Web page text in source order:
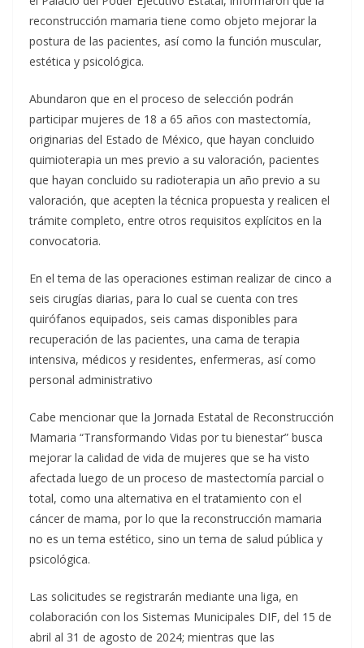
reconstrucción mamaria tiene como objeto mejorar la
postura de las pacientes, así como la función muscular,
estética y psicológica.
Abundaron que en el proceso de selección podrán
participar mujeres de 18 a 65 años con mastectomía,
originarias del Estado de México, que hayan concluido
quimioterapia un mes previo a su valoración, pacientes
que hayan concluido su radioterapia un año previo a su
valoración, que acepten la técnica propuesta y realicen el
trámite completo, entre otros requisitos explícitos en la
convocatoria.
En el tema de las operaciones estiman realizar de cinco a
seis cirugías diarias, para lo cual se cuenta con tres
quirófanos equipados, seis camas disponibles para
recuperación de las pacientes, una cama de terapia
intensiva, médicos y residentes, enfermeras, así como
personal administrativo
Cabe mencionar que la Jornada Estatal de Reconstrucción
Mamaria “Transformando Vidas por tu bienestar” busca
mejorar la calidad de vida de mujeres que se ha visto
afectada luego de un proceso de mastectomía parcial o
total, como una alternativa en el tratamiento con el
cáncer de mama, por lo que la reconstrucción mamaria
no es un tema estético, sino un tema de salud pública y
psicológica.
Las solicitudes se registrarán mediante una liga, en
colaboración con los Sistemas Municipales DIF, del 15 de
abril al 31 de agosto de 2024; mientras que las